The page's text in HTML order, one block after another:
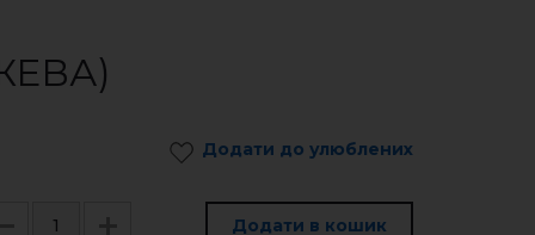
Додати до улюблених
Додати в кошик